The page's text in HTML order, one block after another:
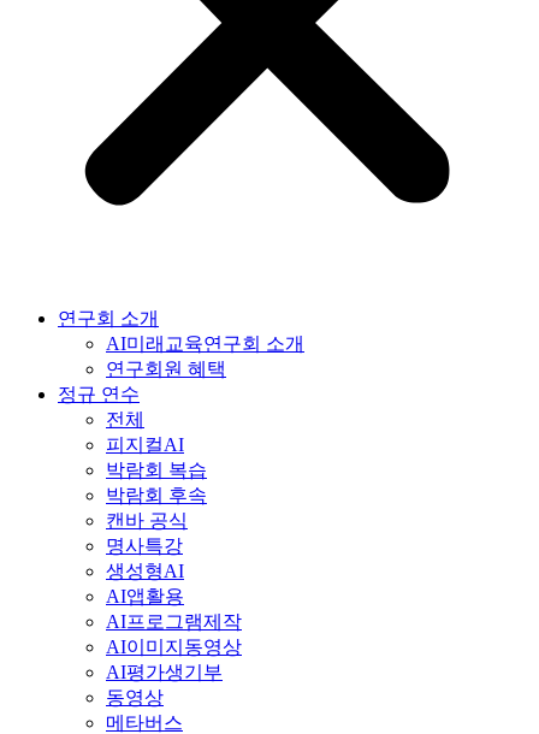
연구회 소개
AI미래교육연구회 소개
연구회원 혜택
정규 연수
전체
피지컬AI
박람회 복습
박람회 후속
캔바 공식
명사특강
생성형AI
AI앱활용
AI프로그램제작
AI이미지동영상
AI평가생기부
동영상
메타버스